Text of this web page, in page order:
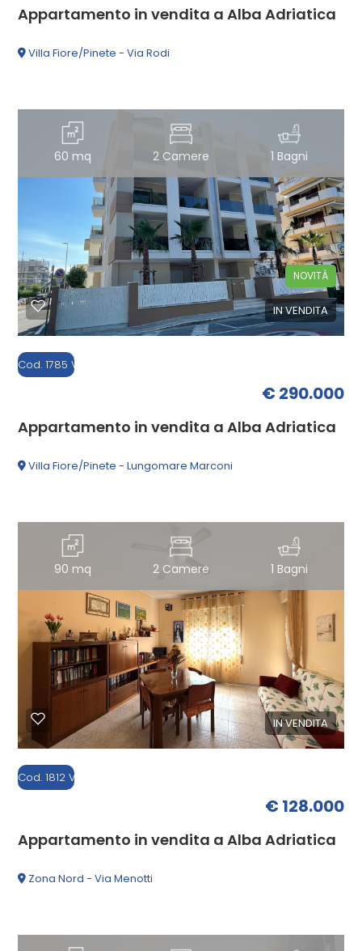
Appartamento in vendita a Alba Adriatica
Villa Fiore/Pinete - Via Rodi
60 mq 2 Camere 1 Bagni
IN VENDITA
NOVITÀ
Cod. 1785 V2
€ 290.000
Appartamento in vendita a Alba Adriatica
Villa Fiore/Pinete - Lungomare Marconi
90 mq 2 Camere 1 Bagni
IN VENDITA
Cod. 1812 V
€ 128.000
Appartamento in vendita a Alba Adriatica
Zona Nord - Via Menotti
2
3
Bagni
minimi
Qualsiasi
1
3
Camere
minime
Qualsiasi
1